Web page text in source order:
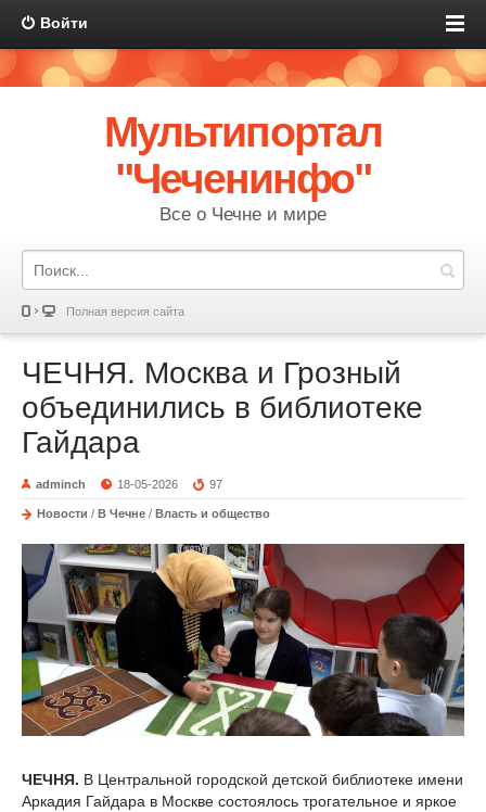
Войти
Мультипортал
"Чеченинфо"
Все о Чечне и мире
Полная версия сайта
ЧЕЧНЯ. Москва и Грозный
объединились в библиотеке
Гайдара
adminch 18-05-2026 97
Новости / В Чечне / Власть и общество
ЧЕЧНЯ. В Центральной городской детской библиотеке имени
Аркадия Гайдара в Москве состоялось трогательное и яркое